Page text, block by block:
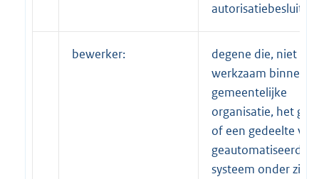
autorisatiebesluit;
bewerker:
degene die, niet
werkzaam binnen
gemeentelijke
organisatie, het
of een gedeelte
geautomatiseerde
systeem onder zich